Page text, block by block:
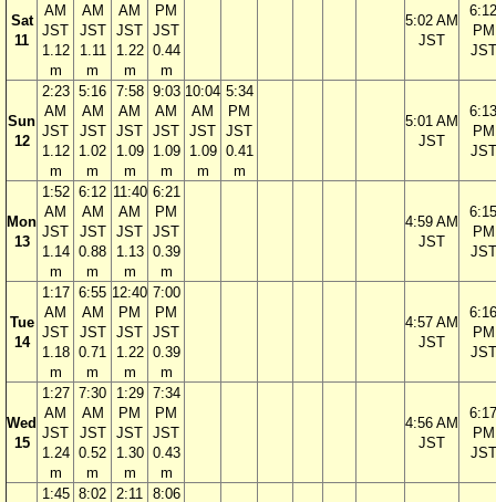
Sat
11
AM
JST
1.12
m
AM
JST
1.11
m
AM
JST
1.22
m
PM
JST
0.44
m
5:02 AM
JST
6:12
PM
JST
Sun
12
2:23
AM
JST
1.12
m
5:16
AM
JST
1.02
m
7:58
AM
JST
1.09
m
9:03
AM
JST
1.09
m
10:04
AM
JST
1.09
m
5:34
PM
JST
0.41
m
5:01 AM
JST
6:13
PM
JST
Mon
13
1:52
AM
JST
1.14
m
6:12
AM
JST
0.88
m
11:40
AM
JST
1.13
m
6:21
PM
JST
0.39
m
4:59 AM
JST
6:15
PM
JST
Tue
14
1:17
AM
JST
1.18
m
6:55
AM
JST
0.71
m
12:40
PM
JST
1.22
m
7:00
PM
JST
0.39
m
4:57 AM
JST
6:16
PM
JST
Wed
15
1:27
AM
JST
1.24
m
7:30
AM
JST
0.52
m
1:29
PM
JST
1.30
m
7:34
PM
JST
0.43
m
4:56 AM
JST
6:17
PM
JST
1:45 8:02
2:11
8:06